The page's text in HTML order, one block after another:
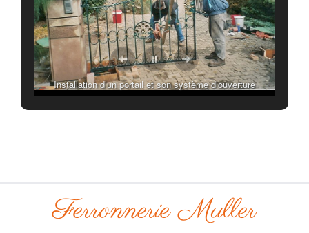
Installation d’un portail et son système d’ouverture
Ferronnerie Muller